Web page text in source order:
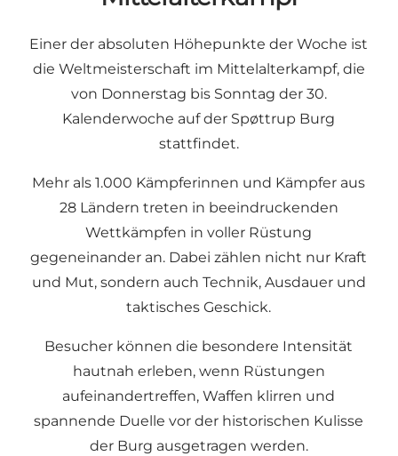
Einer der absoluten Höhepunkte der Woche ist
die Weltmeisterschaft im Mittelalterkampf, die
von Donnerstag bis Sonntag der 30.
Kalenderwoche auf der Spøttrup Burg
stattfindet.
Mehr als 1.000 Kämpferinnen und Kämpfer aus
28 Ländern treten in beeindruckenden
Wettkämpfen in voller Rüstung
gegeneinander an. Dabei zählen nicht nur Kraft
und Mut, sondern auch Technik, Ausdauer und
taktisches Geschick.
Besucher können die besondere Intensität
hautnah erleben, wenn Rüstungen
aufeinandertreffen, Waffen klirren und
spannende Duelle vor der historischen Kulisse
der Burg ausgetragen werden.